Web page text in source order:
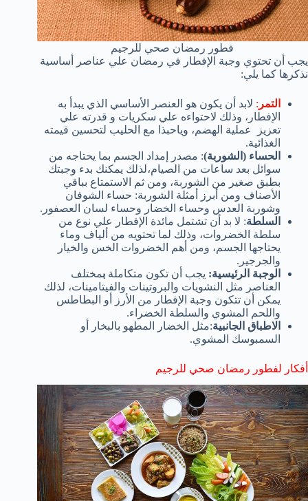
فطور رمضان صحي للرجيم
يجب أن تحتوي وجبة الإفطار في رمضان علي عناصر أساسية
نذكرها كما يلي:
التمر : لابد أن يكون هو العنصر الأساسي الذي يبدأ به
الإفطار، وذلك لاحتواءه علي سكريات و قدرته علي
تعزيز عملية الهضم، وياحبذا مع الحليب لتحسين قيمته
الغذائية.
الحساء (الشوربة): مصدر إمداد الجسم بما يحتاجه من
سوائل بعد ساعات من الصيام،لذلك يمكنك بدء وجبتك
بطبق صغير من الشوربة، ومن ثم الاستمتاع بباقي
الأصناف ومن أبرز أمثلة الشوربة: حساء الشوفان
وشوربة العدس وحساء الخضار وحساء لسان العصفور.
السلطة: لا بد أن تشتمل مائدة الإفطار علي نوع من
سلطة الخضروات، وذلك لما تحتويه من ألياف وماء
يحتاجها الجسم، ومن أهم الخضروات الخس والخيار
والجرجير.
الوجبة الرئيسية: يجب أن تكون متكاملة بمختلف
العناصر مثل النشويات والبروتينات والفيتامينات، لذلك
يمكن أن تتكون وجبة الإفطار من الأرز أو البطاطس
واللحم المشوي والسلطة الخضراء.
الاطباق الجانبية:مثل الخضار المطهو بالبخار أو
السمبوسك المشوي.
أفكار لفطور رمضان صحي للرجيم